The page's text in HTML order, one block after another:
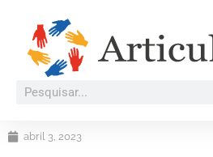
abril 3, 2023